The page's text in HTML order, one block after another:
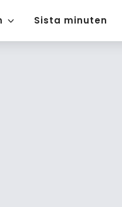
Sista minuten